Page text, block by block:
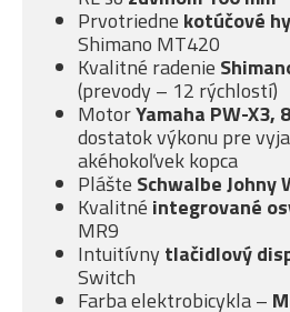
Prvotriedne kotúčové
Shimano MT420
Kvalitné radenie
(prevody – 12 rýchlostí)
MotorYamaha PW-X3,
dostatok výkonu pre
akéhokoľvek kopca
Plášte Schwalbe Johny
Kvalitné integrované
MR9
Intuitívny tlačidlový
Switch
Farba elektrobicykla –